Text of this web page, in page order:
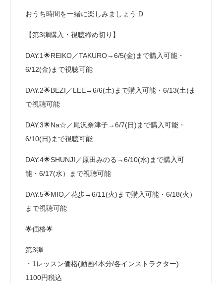
おうち時間を一緒に楽しみましょう:D
【第3弾購入・視聴締め切り】
DAY.1🌟REIKO／TAKURO→6/5(金)まで購入可能・
6/12(金)まで視聴可能
DAY.2🌟BEZI／LEE→6/6(土)まで購入可能・6/13(土)ま
で視聴可能
DAY.3🌟Na☆／尾沢奈津子→6/7(日)まで購入可能・
6/10(日)まで視聴可能
DAY.4🌟SHUNJI／原田みのる→6/10(水)まで購入可
能・6/17(水）まで視聴可能
DAY.5🌟MIO／花歩→6/11(火)まで購入可能・6/18(火）
まで視聴可能
🌟価格🌟
第3弾
・1レッスン価格(動画4本分/各インストラクター)
1100円税込